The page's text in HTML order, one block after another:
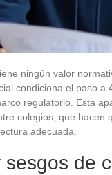
ningún valor
condiciona el paso
regulatorio. Esta
colegios, que hacen
adecuada.
sesgos de